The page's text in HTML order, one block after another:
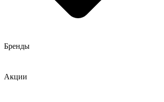
Бренды
Акции